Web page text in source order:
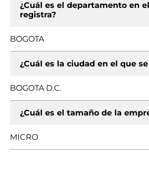
¿Cuál es el departamento en
registra?
BOGOTA
¿Cuál es la ciudad en el que
BOGOTA D.C.
¿Cuál es el tamaño de la
MICRO